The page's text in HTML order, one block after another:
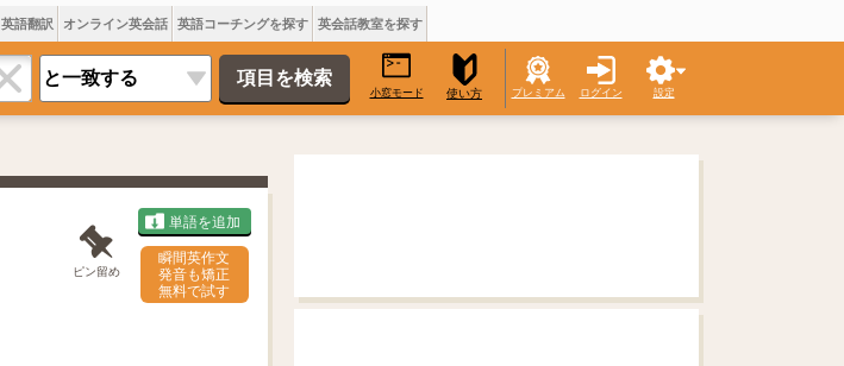
英語翻訳 オンライン英会話 英語コーチングを探す 英会話教室を探す
小窓モード 使い方 プレミアム ログイン 設定
ピン留め
単語を追加
瞬間英作文
発音も矯正
無料で試す